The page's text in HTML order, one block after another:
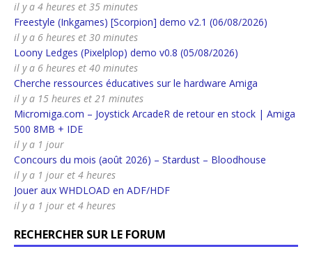
il y a 4 heures et 35 minutes
Freestyle (Inkgames) [Scorpion] demo v2.1 (06/08/2026)
il y a 6 heures et 30 minutes
Loony Ledges (Pixelplop) demo v0.8 (05/08/2026)
il y a 6 heures et 40 minutes
Cherche ressources éducatives sur le hardware Amiga
il y a 15 heures et 21 minutes
Micromiga.com – Joystick ArcadeR de retour en stock | Amiga
500 8MB + IDE
il y a 1 jour
Concours du mois (août 2026) – Stardust – Bloodhouse
il y a 1 jour et 4 heures
Jouer aux WHDLOAD en ADF/HDF
il y a 1 jour et 4 heures
RECHERCHER SUR LE FORUM